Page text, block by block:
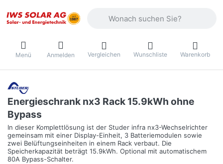
Menü Anmelden Vergleichen Wunschliste Warenkorb
Energieschrank nx3 Rack 15.9kWh ohne
Bypass
In dieser Komplettlösung ist der Studer infra nx3-Wechselrichter
gemeinsam mit einer Display-Einheit, 3 Batteriemodulen sowie
zwei Belüftungseinheiten in einem Rack verbaut. Die
Speicherkapazität beträgt 15.9kWh. Optional mit automatischem
80A Bypass-Schalter.